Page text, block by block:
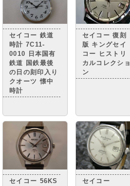
化し グランド
セイコーに次ぐ
高級腕時計とさ
れる 「キング
セイコー」。
セイコー 鉄道
時計 7C11-
0010 日本国有
鉄道 国鉄最後
の日の刻印入り
クオーツ 懐中
時計
セイコー 復刻
版 キングセイ
コー ヒストリ
カルコレクショ
ン
セイコー 56KS
セイコー